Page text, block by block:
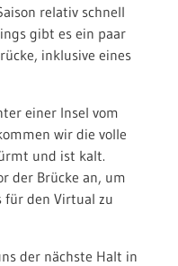
relativ schnell
gibt es ein paar
inklusive eines
einer Insel vom
wir die volle
und ist kalt.
der Brücke an, um
für den Virtual zu
der nächste Halt in